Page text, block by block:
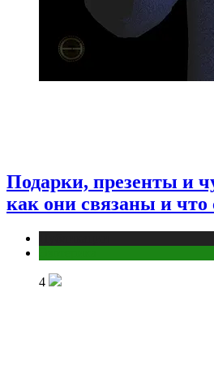
Подарки, презенты и
как они связаны и что
4